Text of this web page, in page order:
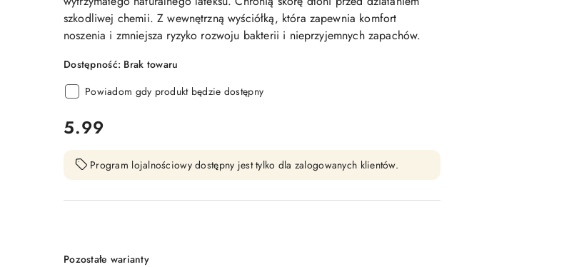
szkodliwej chemii. Z wewnętrzną wyściółką, która zapewnia komfort
noszenia i zmniejsza ryzyko rozwoju bakterii i nieprzyjemnych zapachów.
Dostępność: Brak towaru
Powiadom gdy produkt będzie dostępny
cena:
5.99
Program lojalnościowy dostępny jest tylko dla zalogowanych klientów.
Wariant
Pozostałe warianty